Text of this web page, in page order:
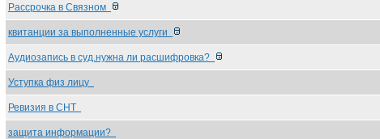
Рассрочка в Связном
квитанции за выполненные услуги
Аудиозапись в суд.нужна ли расшифровка?
Уступка физ лицу
Ревизия в СНТ
защита информации?